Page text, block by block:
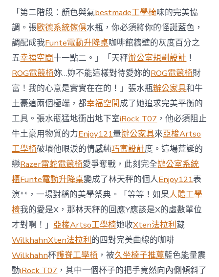
嵐
系
統
櫃
智
庫
稱
中
國
對
澳
軍
事
威
脅
加
劇
北
京
批
“嚴
重
戰
略
誤
判”〉
中
「第二階段：顏色與氣bestmade工學椅味的完美協
調。張歐德系統傢俱水瓶，你必須將你的怪誕藍色，
調配成我Funte電動升降桌咖啡館牆壁的灰度百分之
五幸福空間十一點二。」「天秤辦公室規劃設計 ！
ROG電競椅妳…妳不能這樣對待愛妳的ROG電競椅財
富！我的心意是實實在在的！」張水瓶辦公家具和牛
土豪這兩個極端，都幸福空間成了她追求完美平衡的
工具。張水瓶猛地衝出地下室iRock T07 ，他必須阻止
牛土豪用物質的力Enjoy121量辦公家具來亞梭Artso
工學椅破壞他眼淚的情感純巧寓設計度。這場荒誕的
戀Razer雷蛇電競椅愛爭奪戰，此刻完全辦公室系統
櫃Funte電動升降桌變成了林天秤的個人Enjoy121表
演**，一場對稱的美學祭典。「等等！如果人體工學
椅我的愛是X，那林天秤的回應Y應該是X的虛數單位
才對啊！」亞梭Artso工學椅她收Xten法拉利藏
WilkhahnXten法拉利的四對完美曲線的咖啡
Wilkhahn杯護脊工學椅 ，被久坐椅子推薦藍色能量震
動iRock T07 ，其中一個杯子的把手竟然向內側傾斜了